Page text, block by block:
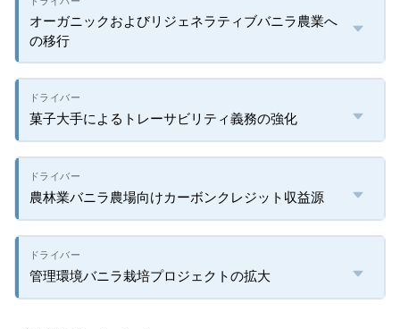
オーガニックおよびリジェネラティブバニラ農業へ
の移行
菓子大手によるトレーサビリティ義務の強化
農林業バニラ農場向けカーボンクレジット収益源
管理環境バニラ栽培プロジェクトの拡大